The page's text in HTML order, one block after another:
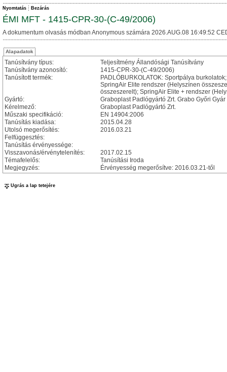
Nyomtatás Bezárás
ÉMI MFT - 1415-CPR-30-(C-49/2006)
A dokumentum olvasás módban Anonymous számára 2026.AUG.08 16:49:52
Alapadatok
Tanúsítvány típus:
Teljesítmény Állandósági Tanúsítvány
Tanúsítvány azonosító:
1415-CPR-30-(C-49/2006)
Tanúsított termék:
PADLÓBURKOLATOK: Sportpálya
SpringAir Elite rendszer (Helyszínen
összeszerelt); SpringAir Elite + rendszer
Gyártó:
Graboplast Padlógyártó Zrt. Grabo Győri Gyár
Kérelmező:
Graboplast Padlógyártó Zrt.
Műszaki specifikáció:
EN 14904:2006
Tanúsítás kiadása:
2015.04.28
Utolsó megerősítés:
2016.03.21
Felfüggesztés:
Tanúsítás érvényessége:
Visszavonás/érvénytelenítés:
2017.02.15
Témafelelős:
Tanúsítási Iroda
Megjegyzés:
Érvényesség megerősítve: 2016.03.21-től
Ugrás a lap tetejére